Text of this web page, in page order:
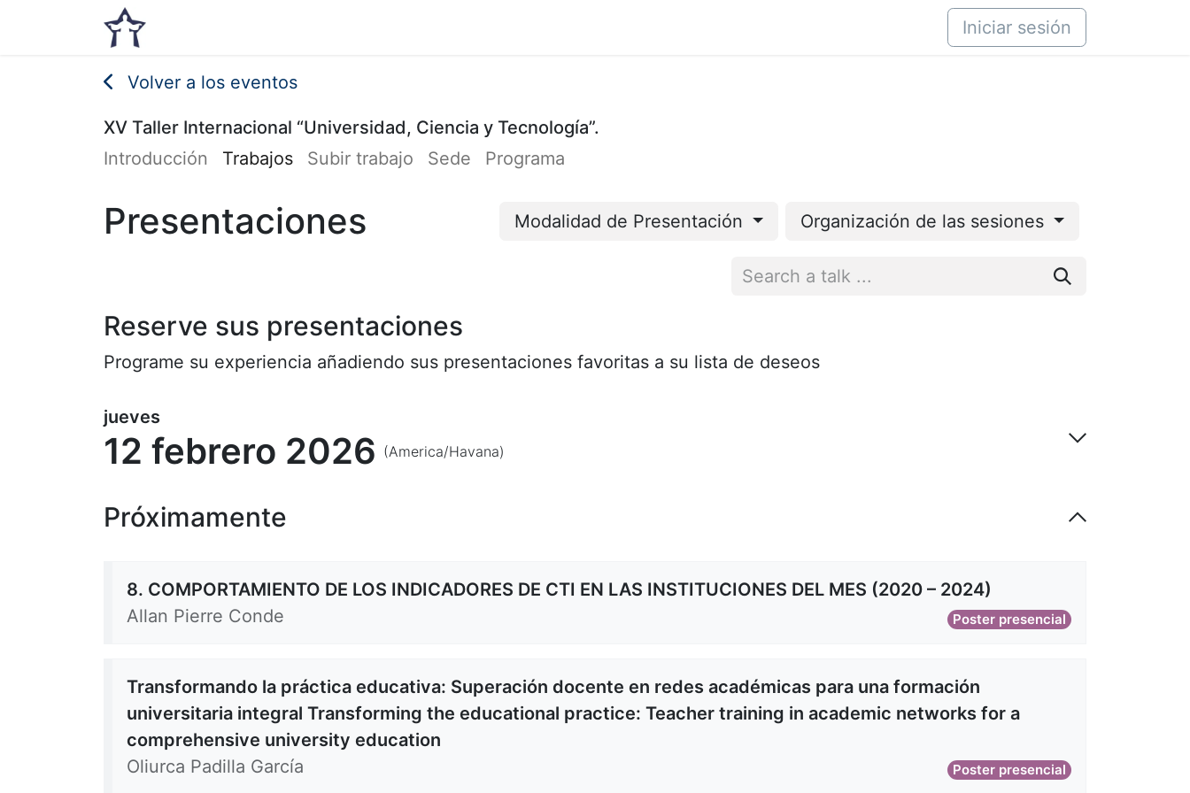
Iniciar sesión
Volver a los eventos
XV Taller Internacional “Universidad, Ciencia y Tecnología”.
Introducción
Trabajos Subir trabajo Sede Programa
Presentaciones Modalidad de Presentación Organización de las sesiones
Reserve sus presentaciones
Programe su experiencia añadiendo sus presentaciones favoritas a su lista de deseos
jueves
12 febrero 2026 (America/Havana)
Próximamente
8. COMPORTAMIENTO DE LOS INDICADORES DE CTI EN LAS INSTITUCIONES DEL MES (2020 – 2024)
Allan Pierre Conde
Poster presencial
Transformando la práctica educativa: Superación docente en redes académicas para una formación
universitaria integral Transforming the educational practice: Teacher training in academic networks for a
comprehensive university education
Oliurca Padilla García
Poster presencial